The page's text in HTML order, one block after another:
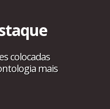
colocadas
mais